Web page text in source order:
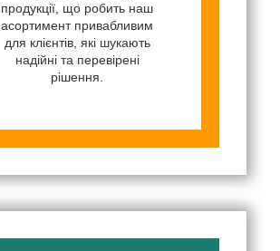
продукції, що робить наш
асортимент привабливим
для клієнтів, які шукають
надійні та перевірені
рішення.